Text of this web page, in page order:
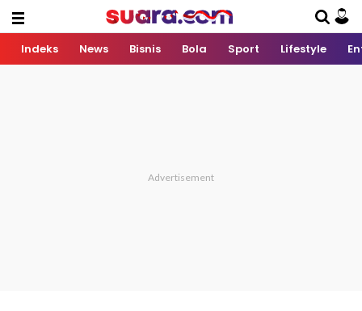
Indeks News Bisnis Bola Sport Lifestyle